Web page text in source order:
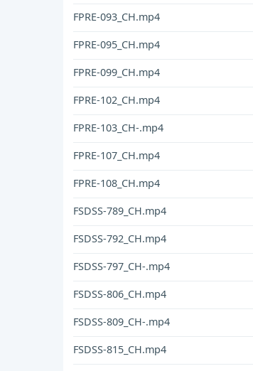
FPRE-093_CH.mp4
FPRE-095_CH.mp4
FPRE-099_CH.mp4
FPRE-102_CH.mp4
FPRE-103_CH-.mp4
FPRE-107_CH.mp4
FPRE-108_CH.mp4
FSDSS-789_CH.mp4
FSDSS-792_CH.mp4
FSDSS-797_CH-.mp4
FSDSS-806_CH.mp4
FSDSS-809_CH-.mp4
FSDSS-815_CH.mp4